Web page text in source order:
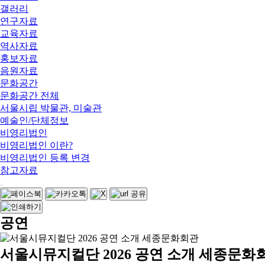
갤러리
연구자료
교육자료
역사자료
홍보자료
음원자료
문화공간
문화공간 전체
서울시립 박물관, 미술관
예술인/단체정보
비영리법인
비영리법인 이란?
비영리법인 등록 변경
참고자료
공연
서울시뮤지컬단 2026 공연 소개 세종문화